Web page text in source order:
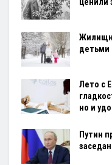
детьми
Лето с
но и
Путин